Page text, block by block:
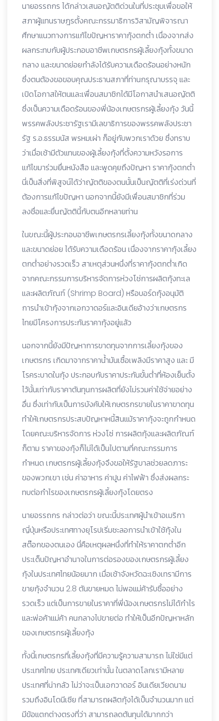
นายอรรถกร ได้กล่าวเสนอญัตติด่วนในที่ประชุมเพื่อขอให้
สภาผู้แทนราษฎรตั้งคณะกรรมาธิการวิสามัญพิจารณา
ศึกษาแนวทางการแก้ไขปัญหาราคากุ้งตกต่ำ เนื่องจากส่ง
ผลกระทบกับผู้ประกอบอาชีพเกษตรกรผู้เลี้ยงกุ้งทั้งขนาด
กลาง และขนาดย่อยกำลังได้รับความเดือดร้อนอย่างหนัก
ซึ่งตนต้องขอขอบคุณประธานสภาที่ท่านกรุณาบรรจุ และ
เปิดโอกาสให้ตนและเพื่อนสมาชิกได้มีโอกาสนำเสนอญัตติ
ซึ่งเป็นความเดือดร้อนของพี่น้องเกษตรกรผู้เลี้ยงกุ้ง วันนี้
พรรคพลังประชารัฐเรามีเลขาธิการของพรรคพลังประชา
รัฐ ร.อ.ธรรมนัส พรหมเผ่า ก็อยู่กับพวกเราด้วย ซึ่งทราบ
ว่าเมื่อเช้ามีตัวแทนของผู้เลี้ยงกุ้งที่ตั้งความหวังรอการ
แก้ไขมาร่วมยื่นหนังสือ และพูดคุยถึงปัญหา ราคากุ้งตกต่ำ
นี่เป็นสิ่งที่พิสูจน์ได้ว่าญัตติของตนนั้นเป็นญัตติที่เร่งด่วนที่
ต้องการแก้ไขปัญหา นอกจากนี้ยังมีเพื่อนสมาชิกที่ร่วม
ลงชื่อและยื่นญัตตินี้กับตนอีกหลายท่าน
ในขณะนี้ผู้ประกอบอาชีพเกษตรกรเลี้ยงกุ้งทั้งขนาดกลาง
และขนาดย่อย ได้รับความเดือดร้อน เนื่องจากราคากุ้งเลี้ยง
ตกต่ำอย่างรวดเร็ว สาเหตุส่วนหนึ่งที่ราคากุ้งตกต่ำเกิด
จากคณะกรรมการบริหารจัดการห่วงโช่การผลิตกุ้งทะเล
และผลิตภัณฑ์ (Shrimp Board) หรือบอร์ดกุ้งอนุมัติ
การนำเข้ากุ้งจากเอกวาดอร์และอินเดียอ้างว่าเกษตรกร
ไทยมีโครงการประกันราคากุ้งอยู่แล้ว
นอกจากนี้ยังมีปัญหาการขาดทุนจากการเลี้ยงกุ้งของ
เกษตรกร เกิดมาจากราคาน้ำมันเซื้อเพลิงมีราคาสูง และ มี
โรคระบาดในกุ้ง ประกอบกับราคาประกันขั้นต่ำที่ห้องเย็นตั้ง
ไว้นั้นเท่ากับราคาตันทุนการผลิตที่ยังไม่รวมค่าใช้จ่ายอย่าง
อื่น ซึ่งเท่ากับเป็นการบังคับให้เกษตรกรขายในราคาขาดทุน
ทำให้เกษตรกรประสบปัญหาหนี้สินแม้ราคากุ้งจะถูกกำหนด
โดยคณะบริหารจัดการ ห่วงโซ่ การผลิตกุ้งและผลิตภัณฑ์
ก็ตาม ราคาของกุ้งก็ไม่ได้เป็นไปตามที่คณะกรรมการ
กำหนด เกษตรกรผู้เลี้ยงกุ้งจึงขอให้รัฐบาลช่วยลดภาระ
ของพวกเขา เช่น ค่าอาหาร ค่าปูน ค่าไฟฟ้า ซึ่งส่งผลกระ
ทบต่อกำไรของเกษตรกรผู้เลี้ยงกุ้งโดยตรง
นายอรรถกร กล่าวต่อว่า ขณะนี้ประเทศผู้นำเข้าอเมริกา
ญี่ปุ่นหรือประเทศทางยุโรปเริ่มชะลอการนำเข้าใช้กุ้งใน
สต๊อกของตนเอง นี่คือเหตุผลหนึ่งที่ทำให้ราคาตกต่ำอีก
ประเด็นปัญหาอำนาจในการต่อรองของเกษตรกรผู้เลี้ยง
กุ้งในประเทศไทยน้อยมาก เมื่อเช้าจังหวัดฉะเชิงเทรามีการ
ขายกุ้งจำนวน 2.8 ตันขายหมด ไม่พอแม่ค้ารับซื้ออย่าง
รวดเร็ว แต่เป็นการขายในราคาที่พี่น้องเกษตรกรไม่ได้กำไร
และพ่อค้าแม่ค้า คนกลางไปขายต่อ ทำให้เป็นอีกปัญหาหลัก
ของเกษตรกรผู้เลี้ยงกุ้ง
ทั้งนี้เกษตรกรที่เลี้ยงกุ้งที่มีความรู้ความสามารถ ไม่ใช่มีแต่
ประเทศไทย ประเทศเดียวเท่านั้น ในตลาดโลกเรามีหลาย
ประเทศที่น่ากลัว ไม่ว่าจะเป็นเอกวาดอร์ อินเดียเวียดนาม
รวมถึงอินโดนีเซีย ที่สามารถผลิตกุ้งได้เป็นจำนวนมาก แต่
มีข้อแตกต่างตรงที่ว่า สามารถลดต้นทุนได้มากกว่า